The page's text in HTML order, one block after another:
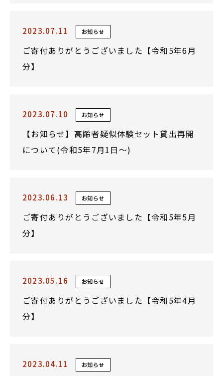
2023.07.11 お知らせ
ご寄付ありがとうございました【令和5年6月
分】
2023.07.10 お知らせ
【お知らせ】高齢者疑似体験セット貸出再開
について(令和5年7月1日～)
2023.06.13 お知らせ
ご寄付ありがとうございました【令和5年5月
分】
2023.05.16 お知らせ
ご寄付ありがとうございました【令和5年4月
分】
2023.04.11 お知らせ